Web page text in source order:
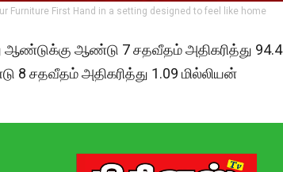
Furniture First Hand in a setting designed to feel like home
ஆண்டு 7 சதவீதம் அதிகரித்து 94.4
8 சதவீதம் அதிகரித்து 1.09 மில்லியன்